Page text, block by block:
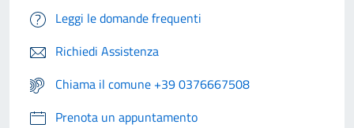
Leggi le domande frequenti
Richiedi Assistenza
Chiama il comune +39 0376667508
Prenota un appuntamento